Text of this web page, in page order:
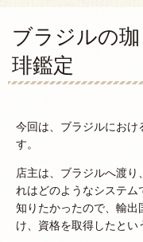
ブラジルの珈
琲鑑定
今回は、ブラジルにおけ
す。
店主は、ブラジルへ渡
れはどのようなシステム
知りたかったので、輸出
け、資格を取得したとい